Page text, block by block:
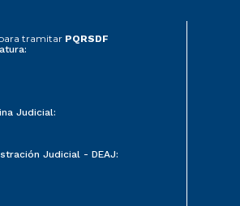
tramitar PQRSDF
Judicial:
Judicial - DEAJ: